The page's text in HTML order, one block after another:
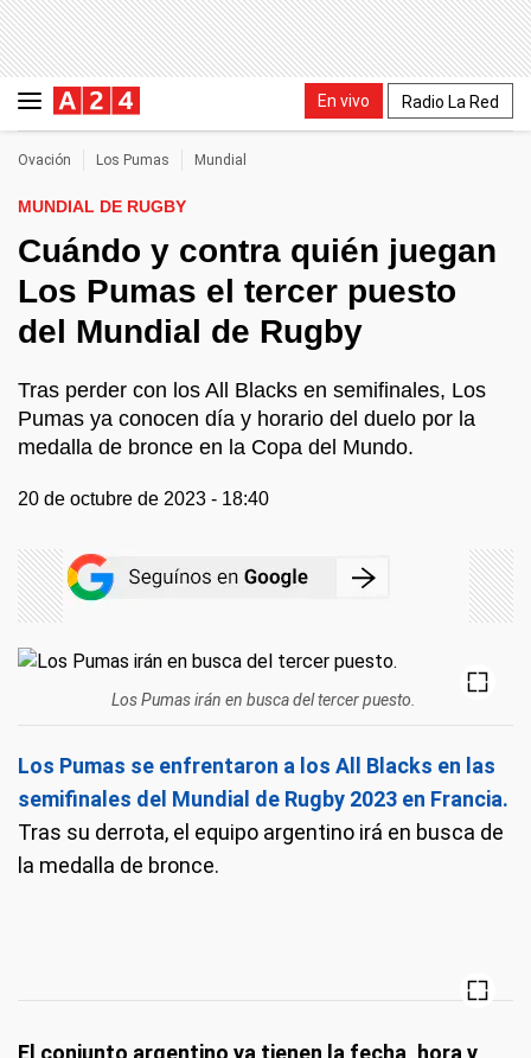
En vivo Radio La Red
Ovación Los Pumas Mundial
MUNDIAL DE RUGBY
Cuándo y contra quién juegan
Los Pumas el tercer puesto
del Mundial de Rugby
Tras perder con los All Blacks en semifinales, Los
Pumas ya conocen día y horario del duelo por la
medalla de bronce en la Copa del Mundo.
20 de octubre de 2023 - 18:40
Los Pumas irán en busca del tercer puesto.
Los Pumas se enfrentaron a los All Blacks en las
semifinales del Mundial de Rugby 2023 en Francia.
Tras su derrota, el equipo argentino irá en busca de
la medalla de bronce.
El conjunto argentino ya tienen la fecha, hora y